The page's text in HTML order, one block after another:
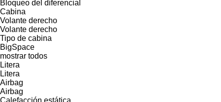
Bloqueo del diferencial
Cabina
Volante derecho
Volante derecho
Tipo de cabina
BigSpace
mostrar todos
Litera
Litera
Airbag
Airbag
Calefacción estática